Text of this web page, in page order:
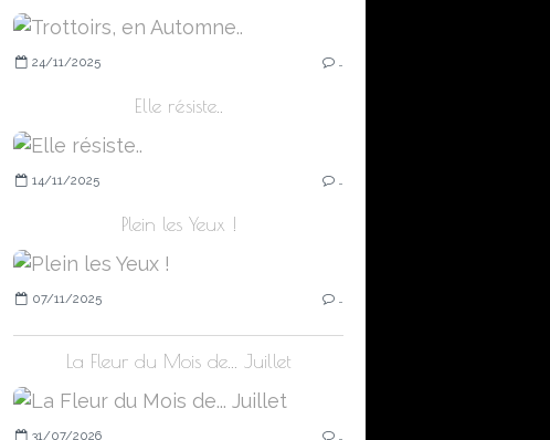
24/11/2025
Elle résiste..
14/11/2025
Plein les Yeux !
07/11/2025
La Fleur du Mois de... Juillet
31/07/2026